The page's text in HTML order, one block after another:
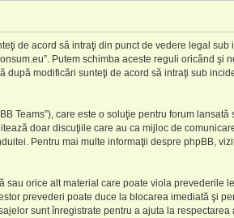
de acord să intraţi din punct de vedere legal sub
Putem schimba aceste reguli oricând şi
după modificări sunteţi de acord să intraţi sub
Teams”), care este o soluţie pentru forum
doar discuţiile care au ca mijloc de
Pentru mai multe informaţii despre phpBB,
sau orice alt material care poate viola prevederile
prevederi poate duce la blocarea imediată şi
sunt înregistrate pentru a ajuta la respectarea